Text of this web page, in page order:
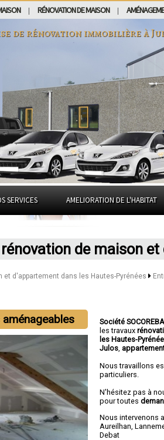
RÉNOVATION DE MAISON
de rénovation immobilière à
SERVICES AMELIORATION DE L'HABITAT
de maison
et d'appartement dans les Hautes-Pyrénées
Société
les travaux
les Hautes-
Julos
Nous travaillons
particuliers.
N'hésitez pas à
pour toutes
Nous intervenons
Aureilhan ,
Debat